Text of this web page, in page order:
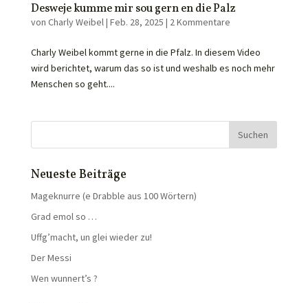
Desweje kumme mir sou gern en die Palz
von Charly Weibel| Feb. 28, 2025 | 2 Kommentare
Charly Weibel kommt gerne in die Pfalz. In diesem Video
wird berichtet, warum das so ist und weshalb es noch mehr
Menschen so geht....
Neueste Beiträge
Mageknurre (e Drabble aus 100 Wörtern)
Grad emol so …
Uffg’macht, un glei wieder zu!
Der Messi
Wen wunnert’s ?